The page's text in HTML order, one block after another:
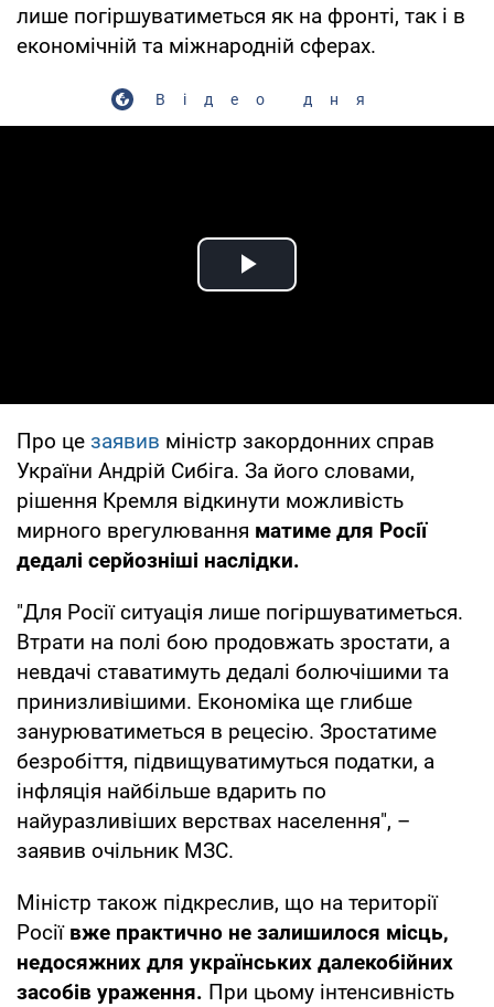
лише погіршуватиметься як на фронті, так і в
економічній та міжнародній сферах.
Відео дня
Play Video
Про це заявив міністр закордонних справ
України Андрій Сибіга. За його словами,
рішення Кремля відкинути можливість
мирного врегулювання матиме для Росії
дедалі серйозніші наслідки.
"Для Росії ситуація лише погіршуватиметься.
Втрати на полі бою продовжать зростати, а
невдачі ставатимуть дедалі болючішими та
принизливішими. Економіка ще глибше
занурюватиметься в рецесію. Зростатиме
безробіття, підвищуватимуться податки, а
інфляція найбільше вдарить по
найуразливіших верствах населення", –
заявив очільник МЗС.
Міністр також підкреслив, що на території
Росії вже практично не залишилося місць,
недосяжних для українських далекобійних
засобів ураження. При цьому інтенсивність